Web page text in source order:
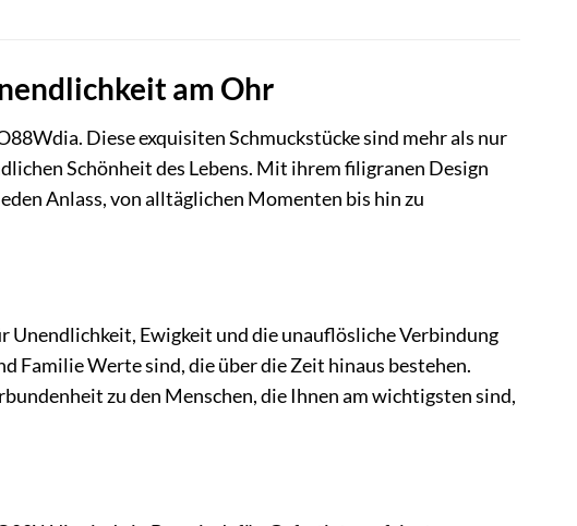
am Ohr
Diese exquisiten Schmuckstücke sind mehr als nur
Schönheit des Lebens. Mit ihrem filigranen Design
Anlass, von alltäglichen Momenten bis hin zu
Unendlichkeit, Ewigkeit und die unauflösliche Verbindung
Familie Werte sind, die über die Zeit hinaus bestehen.
zu den Menschen, die Ihnen am wichtigsten sind,